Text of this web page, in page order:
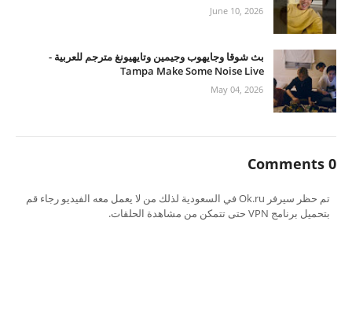
June 10, 2026
بث شوقا وجايهوب وجيمين وتايهيونغ مترجم للعربية -
Tampa Make Some Noise Live
May 04, 2026
0 Comments
تم حظر سيرفر Ok.ru في السعودية لذلك من لا يعمل معه الفيديو رجاء قم
بتحميل برنامج VPN حتى تتمكن من مشاهدة الحلقات.